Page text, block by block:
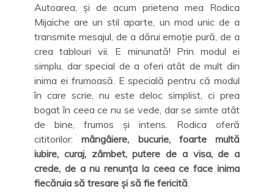
Autoarea, și de acum prietena mea Rodica
Mijaiche are un stil aparte, un mod unic de a
transmite mesajul, de a dărui emoție pură, de a
crea tablouri vii. E minunată! Prin modul ei
simplu, dar special de a oferi atât de mult din
inima ei frumoasă. E specială pentru că modul
în care scrie, nu este deloc simplist, ci prea
bogat în ceea ce nu se vede, dar se simte atât
de bine, frumos și intens. Rodica oferă
cititorilor:mângâiere, bucurie, foarte multă
iubire, curaj, zâmbet, putere de a visa, de a
crede, de a nu renunța la ceea ce face inima
fiecăruia să tresare și să fie fericită